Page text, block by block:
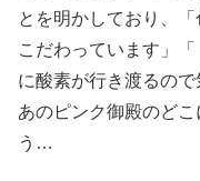
とを明かしており、
こだわっています」
に酸素が行き渡るので
あのピンク御殿のど
う…